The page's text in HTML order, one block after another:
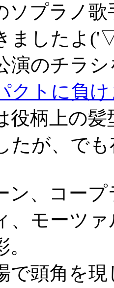
ソプラノ
ましたよ
演のチラ
クトに負
役柄上の
たが、で
ン、コー
、モーツ
で頭角を